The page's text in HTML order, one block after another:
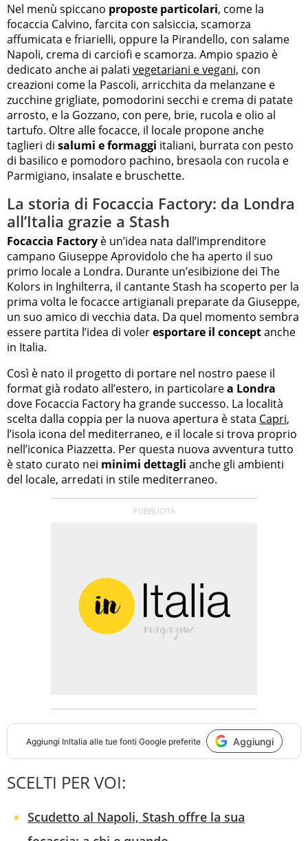
Nel menù spiccano proposte particolari, come la
focaccia Calvino, farcita con salsiccia, scamorza
affumicata e friarielli, oppure la Pirandello, con salame
Napoli, crema di carciofi e scamorza. Ampio spazio è
dedicato anche ai palati vegetariani e vegani, con
creazioni come la Pascoli, arricchita da melanzane e
zucchine grigliate, pomodorini secchi e crema di patate
arrosto, e la Gozzano, con pere, brie, rucola e olio al
tartufo. Oltre alle focacce, il locale propone anche
taglieri di salumi e formaggi italiani, burrata con pesto
di basilico e pomodoro pachino, bresaola con rucola e
Parmigiano, insalate e bruschette.
La storia di Focaccia Factory: da Londra
all’Italia grazie a Stash
Focaccia Factory è un’idea nata dall’imprenditore
campano Giuseppe Aprovidolo che ha aperto il suo
primo locale a Londra. Durante un’esibizione dei The
Kolors in Inghilterra, il cantante Stash ha scoperto per la
prima volta le focacce artigianali preparate da Giuseppe,
un suo amico di vecchia data. Da quel momento sembra
essere partita l’idea di voleresportare il conceptanche
in Italia.
Così è nato il progetto di portare nel nostro paese il
format già rodato all’estero, in particolarea Londra
dove Focaccia Factory ha grande successo. La località
scelta dalla coppia per la nuova apertura è stata Capri,
l’isola icona del mediterraneo, e il locale si trova proprio
nell’iconica Piazzetta. Per questa nuova avventura tutto
è stato curato nei minimi dettagli anche gli ambienti
del locale, arredati in stile mediterraneo.
Aggiungi InItalia alle tue fonti Google preferite Aggiungi
SCELTI PER VOI:
Scudetto al Napoli, Stash offre la sua